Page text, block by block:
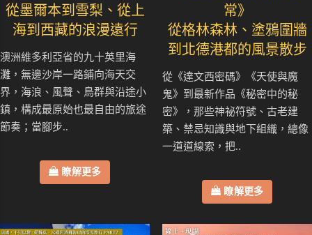
從墨爾本到雪梨、從上
海到西藏的浪漫遠行
澳洲維多利亞省的九十英里海
灘，無邊沙岸一路鋪向海天交
界，海浪、風聲、鳥群與沿途小
鎮，構成最原始也最自由的旅途
節奏；當腳步..
瞭解更多
常》
從格林森林、塗鴉圍牆
到北德港都的風景散步
從《達文西密碼》《天使與魔
鬼》到最新作品《秘密中的秘
密》，那些神祕符號、古老建
築、禁忌知識與地下組織，總像
一道道線索，把..
瞭解更多